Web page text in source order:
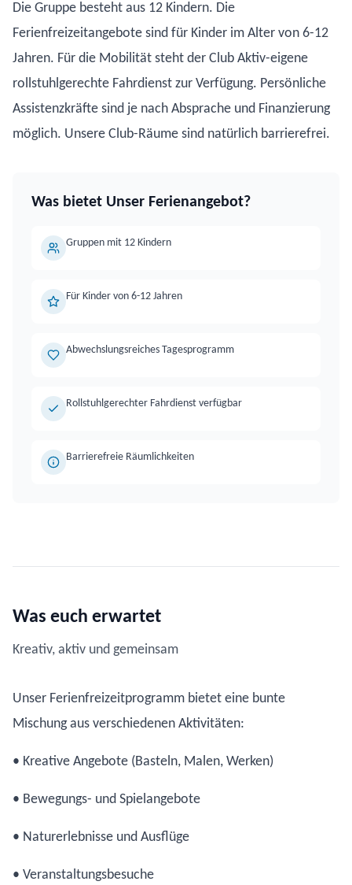
Die Gruppe besteht aus 12 Kindern. Die
Ferienfreizeitangebote sind für Kinder im Alter von 6-12
Jahren. Für die Mobilität steht der Club Aktiv-eigene
rollstuhlgerechte Fahrdienst zur Verfügung. Persönliche
Assistenzkräfte sind je nach Absprache und Finanzierung
möglich. Unsere Club-Räume sind natürlich barrierefrei.
Was bietet Unser Ferienangebot?
Gruppen mit 12 Kindern
Für Kinder von 6-12 Jahren
Abwechslungsreiches Tagesprogramm
Rollstuhlgerechter Fahrdienst verfügbar
Barrierefreie Räumlichkeiten
Was euch erwartet
Kreativ, aktiv und gemeinsam
Unser Ferienfreizeitprogramm bietet eine bunte
Mischung aus verschiedenen Aktivitäten:
• Kreative Angebote (Basteln, Malen, Werken)
• Bewegungs- und Spielangebote
• Naturerlebnisse und Ausflüge
• Veranstaltungsbesuche